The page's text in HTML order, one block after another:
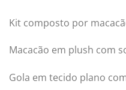
Kit composto por
Macacão em plush com
Gola em tecido plano